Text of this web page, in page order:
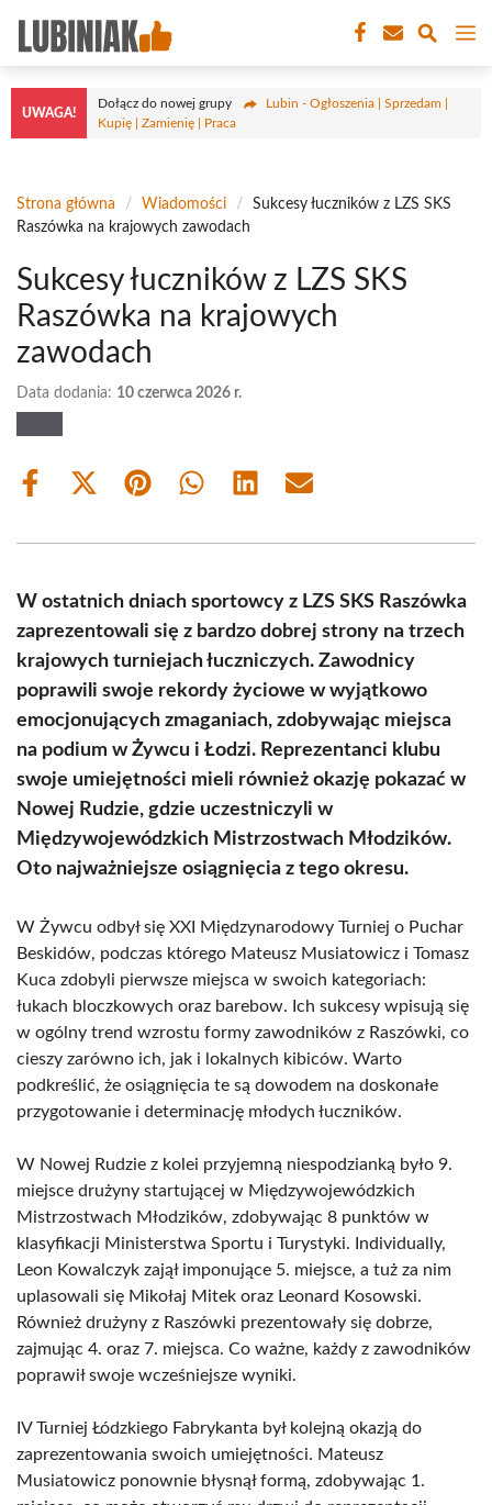
treści
UWAGA!
Dołącz do nowej grupy
Lubin - Ogłoszenia | Sprzedam |
Kupię | Zamienię | Praca
Strona główna / Wiadomości /
Sukcesy łuczników z LZS SKS
Raszówka na krajowych zawodach
Sukcesy łuczników z LZS SKS
Raszówka na krajowych
zawodach
Data dodania: 10 czerwca 2026 r.
Share
Share
(Twitter)
Share Share Share Share
W ostatnich dniach sportowcy z LZS SKS Raszówka
zaprezentowali się z bardzo dobrej strony na trzech
krajowych turniejach łuczniczych. Zawodnicy
poprawili swoje rekordy życiowe w wyjątkowo
emocjonujących zmaganiach, zdobywając miejsca
na podium w Żywcu i Łodzi. Reprezentanci klubu
swoje umiejętności mieli również okazję pokazać w
Nowej Rudzie, gdzie uczestniczyli w
Międzywojewódzkich Mistrzostwach Młodzików.
Oto najważniejsze osiągnięcia z tego okresu.
W Żywcu odbył się XXI Międzynarodowy Turniej o Puchar
Beskidów, podczas którego Mateusz Musiatowicz i Tomasz
Kuca zdobyli pierwsze miejsca w swoich kategoriach:
łukach bloczkowych oraz barebow. Ich sukcesy wpisują się
w ogólny trend wzrostu formy zawodników z Raszówki, co
cieszy zarówno ich, jak i lokalnych kibiców. Warto
podkreślić, że osiągnięcia te są dowodem na doskonałe
przygotowanie i determinację młodych łuczników.
W Nowej Rudzie z kolei przyjemną niespodzianką było 9.
miejsce drużyny startującej w Międzywojewódzkich
Mistrzostwach Młodzików, zdobywając 8 punktów w
klasyfikacji Ministerstwa Sportu i Turystyki. Individually,
Leon Kowalczyk zajął imponujące 5. miejsce, a tuż za nim
uplasowali się Mikołaj Mitek oraz Leonard Kosowski.
Również drużyny z Raszówki prezentowały się dobrze,
zajmując 4. oraz 7. miejsca. Co ważne, każdy z zawodników
poprawił swoje wcześniejsze wyniki.
IV Turniej Łódzkiego Fabrykanta był kolejną okazją do
zaprezentowania swoich umiejętności. Mateusz
Musiatowicz ponownie błysnął formą, zdobywając 1.